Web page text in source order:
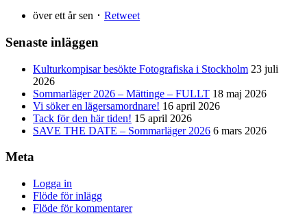
över ett år sen ･ Retweet
Senaste inläggen
Kulturkompisar besökte Fotografiska i Stockholm 23 juli
2026
Sommarläger 2026 – Mättinge – FULLT 18 maj 2026
Vi söker en lägersamordnare! 16 april 2026
Tack för den här tiden! 15 april 2026
SAVE THE DATE – Sommarläger 2026 6 mars 2026
Meta
Logga in
Flöde för inlägg
Flöde för kommentarer